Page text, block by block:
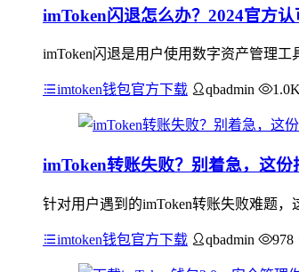
imToken闪退怎么办？2024官方
imToken闪退是用户使用数字资产管理
imtoken钱包官方下载 qbadmin 1.0K
imToken转账失败？别着急，这份
针对用户遇到的imToken转账失败难题
imtoken钱包官方下载 qbadmin 978